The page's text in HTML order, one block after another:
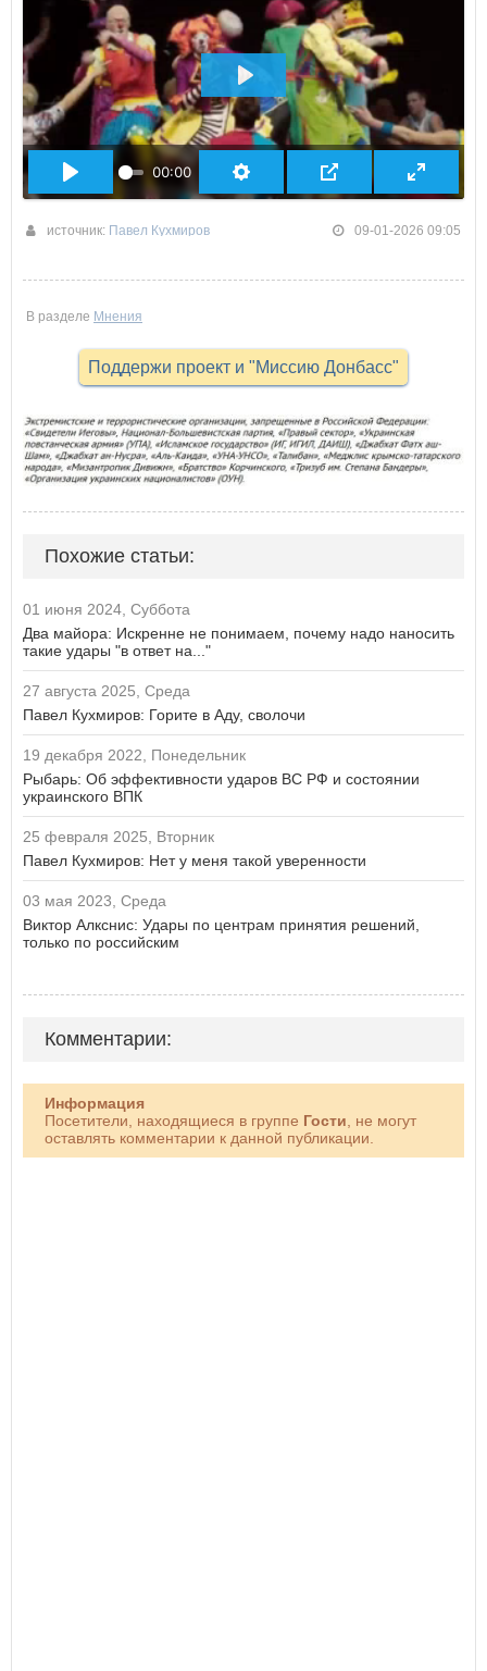
00:00
ВОСПРОИЗВЕСТИ
источник: Павел Кухмиров 09-01-2026 09:05
В разделе Мнения
Поддержи проект и "Миссию Донбасс"
Похожие статьи:
01 июня 2024, Суббота
Два майора: Искренне не понимаем, почему надо наносить
такие удары "в ответ на..."
27 августа 2025, Среда
Павел Кухмиров: Горите в Аду, сволочи
19 декабря 2022, Понедельник
Рыбарь: Об эффективности ударов ВС РФ и состоянии
украинского ВПК
25 февраля 2025, Вторник
Павел Кухмиров: Нет у меня такой уверенности
03 мая 2023, Среда
Виктор Алкснис: Удары по центрам принятия решений,
только по российским
Комментарии:
Информация
Посетители, находящиеся в группе Гости , не могут
оставлять комментарии к данной публикации.